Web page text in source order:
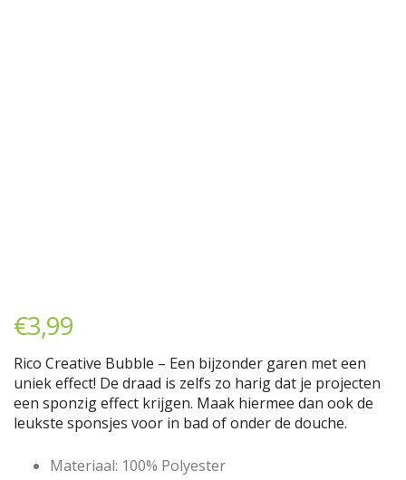
€3,99
Rico Creative Bubble – Een bijzonder garen met een
uniek effect! De draad is zelfs zo harig dat je projecten
een sponzig effect krijgen. Maak hiermee dan ook de
leukste sponsjes voor in bad of onder de douche.
Materiaal: 100% Polyester